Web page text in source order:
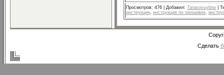
Просмотров: 476 | Добавил: Tarasovuybtw
инструкция инструкция по прошивке
Сделать